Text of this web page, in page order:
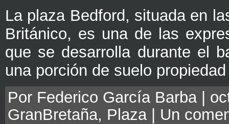
La plaza Bedford, situada en
Británico, es una de las
que se desarrolla durante el
una porción de suelo
Por Federico García Barba |
GranBretaña, Plaza| Un